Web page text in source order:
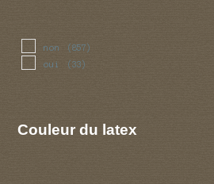
non (857)
oui (33)
Couleur du latex